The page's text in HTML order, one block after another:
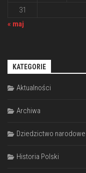
31
« maj
KATEGORIE
Aktualności
Archiwa
Dziedzictwo narodowe
Historia Polski